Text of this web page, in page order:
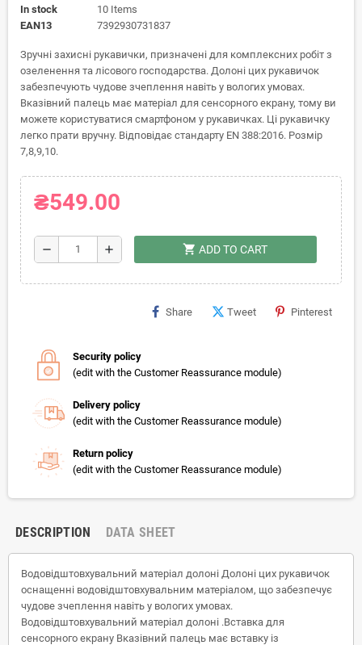
In stock
10 Items
EAN13
7392930731837
Зручні захисні рукавички, призначені для комплексних робіт з
озеленення та лісового господарства. Долоні цих рукавичок
забезпечують чудове зчеплення навіть у вологих умовах.
Вказівний палець має матеріал для сенсорного екрану, тому ви
можете користуватися смартфоном у рукавичках. Ці рукавичку
легко прати вручну. Відповідає стандарту EN 388:2016. Розмір
7,8,9,10.
₴549.00
remove add shopping_cart ADD TO CART
Share Tweet Pinterest
Security policy
(edit with the Customer Reassurance module)
Delivery policy
(edit with the Customer Reassurance module)
Return policy
(edit with the Customer Reassurance module)
DESCRIPTION DATA SHEET
Водовідштовхувальний матеріал долоні Долоні цих рукавичок
оснащенні водовідштовхувальним матеріалом, що забезпечує
чудове зчеплення навіть у вологих умовах.
Водовідштовхувальний матеріал долоні .Вставка для
сенсорного екрану Вказівний палець має вставку із